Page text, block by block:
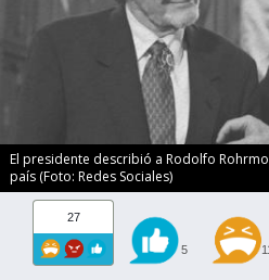
El presidente describió a Rodolfo
país (Foto: Redes Sociales)
27
5